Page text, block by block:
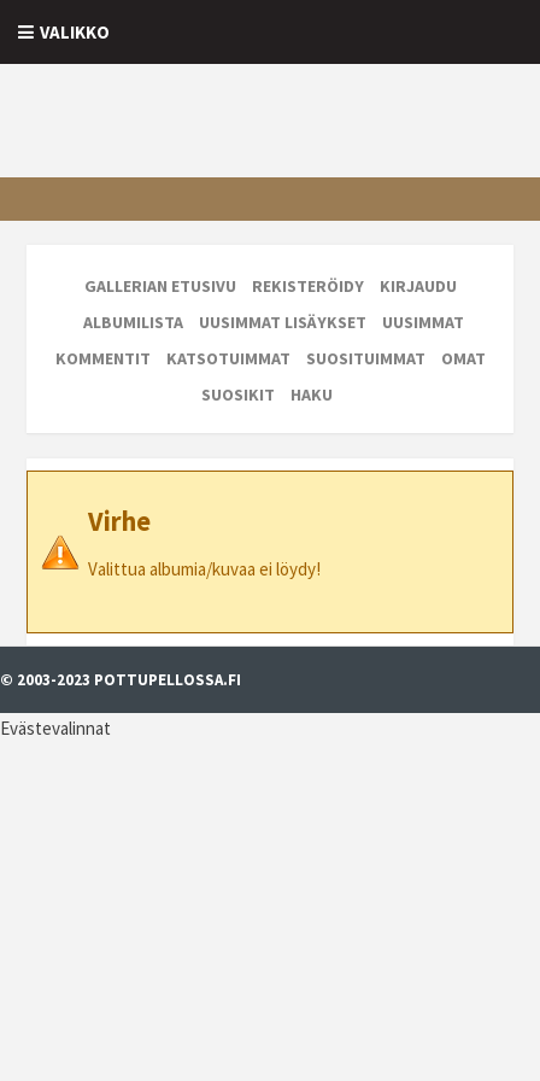
VALIKKO
GALLERIAN ETUSIVU REKISTERÖIDY
KIRJAUDU
ALBUMILISTA
UUSIMMAT LISÄYKSET
UUSIMMAT
KOMMENTIT
KATSOTUIMMAT SUOSITUIMMAT
OMAT
SUOSIKIT
HAKU
Virhe
Valittua albumia/kuvaa ei löydy!
© 2003-2023 POTTUPELLOSSA.FI
Evästevalinnat